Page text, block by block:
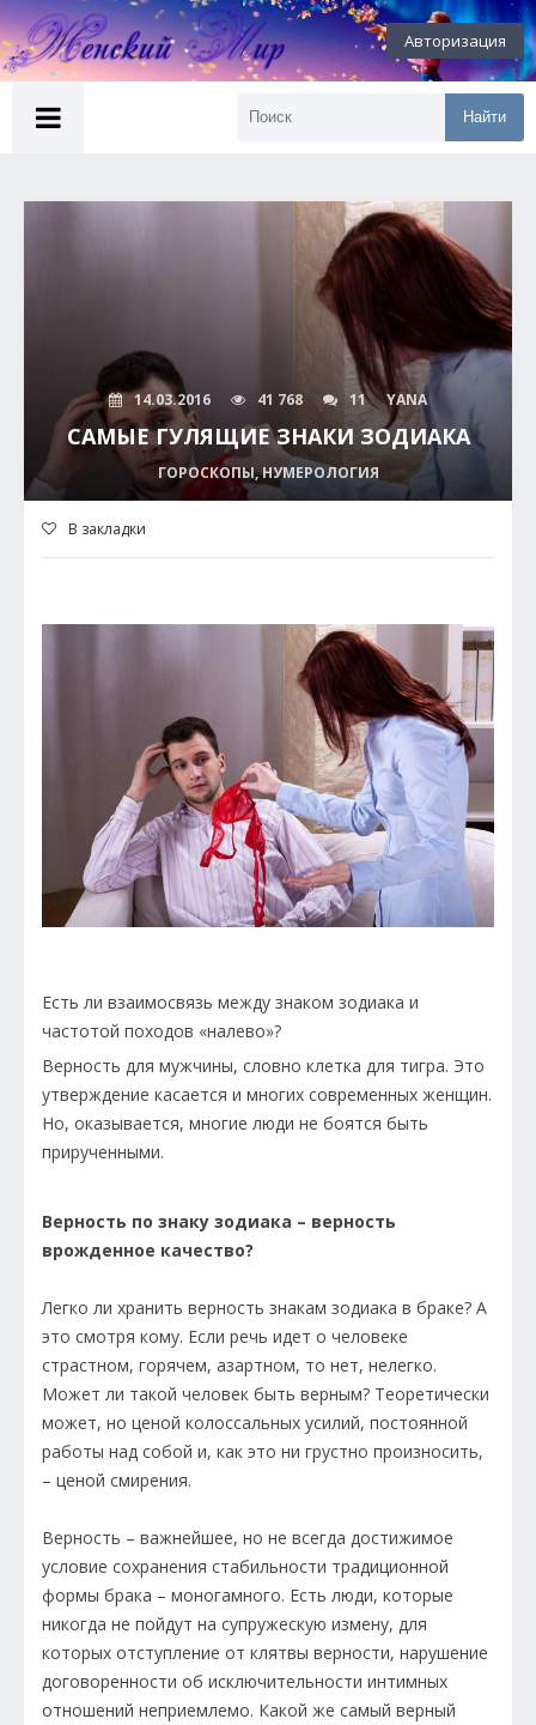
Авторизация
Найти
14.03.2016 41 768 11 YANA
САМЫЕ ГУЛЯЩИЕ ЗНАКИ ЗОДИАКА
ГОРОСКОПЫ, НУМЕРОЛОГИЯ
В закладки
Есть ли взаимосвязь между знаком зодиака и
частотой походов «налево»?
Верность для мужчины, словно клетка для тигра. Это
утверждение касается и многих современных женщин.
Но, оказывается, многие люди не боятся быть
прирученными.
Верность по знаку зодиака – верность
врожденное качество?
Легко ли хранить верность знакам зодиака в браке? А
это смотря кому. Если речь идет о человеке
страстном, горячем, азартном, то нет, нелегко.
Может ли такой человек быть верным? Теоретически
может, но ценой колоссальных усилий, постоянной
работы над собой и, как это ни грустно произносить,
– ценой смирения.
Верность – важнейшее, но не всегда достижимое
условие сохранения стабильности традиционной
формы брака – моногамного. Есть люди, которые
никогда не пойдут на супружескую измену, для
которых отступление от клятвы верности, нарушение
договоренности об исключительности интимных
отношений неприемлемо. Какой же самый верный